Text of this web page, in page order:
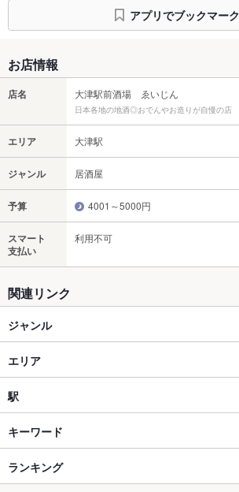
アプリでブックマーク
お店情報
店名 大津駅前酒場 ゑいじん
日本各地の地酒◎おでんやお造りが自慢の店
エリア 大津駅
ジャンル 居酒屋
予算 4001～5000円
スマート
支払い
利用不可
関連リンク
ジャンル
居酒屋
和風
海鮮
大津 × 居酒屋
エリア
大津駅
大津駅 × 居酒屋
大津駅 × 和風
駅
大津駅
上栄町駅
キーワード
からあげ
ランキング